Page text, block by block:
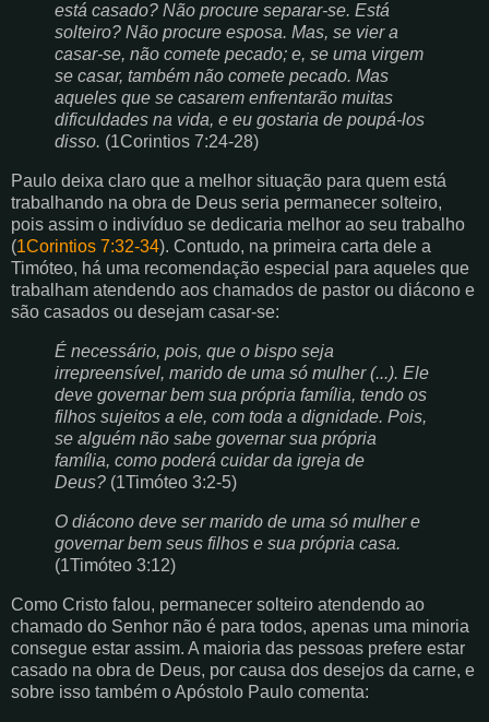
está casado? Não procure separar-se. Está
solteiro? Não procure esposa. Mas, se vier a
casar-se, não comete pecado; e, se uma virgem
se casar, também não comete pecado. Mas
aqueles que se casarem enfrentarão muitas
dificuldades na vida, e eu gostaria de poupá-los
disso. (1Corintios 7:24-28)
Paulo deixa claro que a melhor situação para quem está
trabalhando na obra de Deus seria permanecer solteiro,
pois assim o indivíduo se dedicaria melhor ao seu trabalho
(1Corintios 7:32-34). Contudo, na primeira carta dele a
Timóteo, há uma recomendação especial para aqueles que
trabalham atendendo aos chamados de pastor ou diácono e
são casados ou desejam casar-se:
É necessário, pois, que o bispo seja
irrepreensível, marido de uma só mulher (...). Ele
deve governar bem sua própria família, tendo os
filhos sujeitos a ele, com toda a dignidade. Pois,
se alguém não sabe governar sua própria
família, como poderá cuidar da igreja de
Deus? (1Timóteo 3:2-5)
O diácono deve ser marido de uma só mulher e
governar bem seus filhos e sua própria casa.
(1Timóteo 3:12)
Como Cristo falou, permanecer solteiro atendendo ao
chamado do Senhor não é para todos, apenas uma minoria
consegue estar assim. A maioria das pessoas prefere estar
casado na obra de Deus, por causa dos desejos da carne, e
sobre isso também o Apóstolo Paulo comenta: